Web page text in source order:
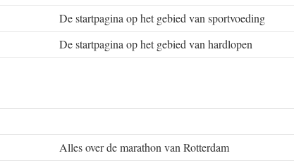
De startpagina op het gebied van sportvoeding
De startpagina op het gebied van hardlopen
Alles over de marathon van Rotterdam